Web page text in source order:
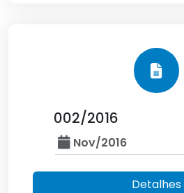
002/2016
Nov/2016
Detalhes